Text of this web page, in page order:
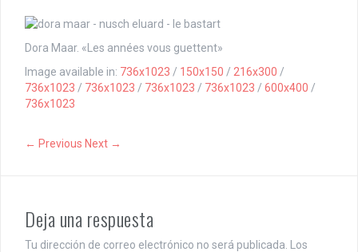
Dora Maar. «Les années vous guettent»
Image available in: 736x1023 / 150x150 / 216x300 /
736x1023 / 736x1023 / 736x1023 / 736x1023 / 600x400 /
736x1023
← Previous Next →
Deja una respuesta
Tu dirección de correo electrónico no será publicada. Los